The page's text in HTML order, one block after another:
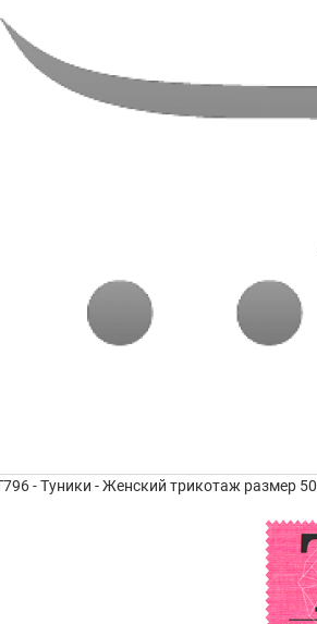
- Туники - Женский трикотаж размер 50